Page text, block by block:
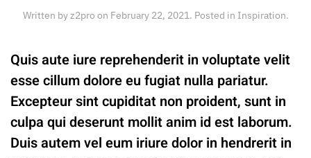
Written byz2pro on February 22, 2021. Posted in Inspiration.
Quis aute iure reprehenderit in voluptate velit
esse cillum dolore eu fugiat nulla pariatur.
Excepteur sint cupiditat non proident, sunt in
culpa qui deserunt mollit anim id est laborum.
Duis autem vel eum iriure dolor in hendrerit in